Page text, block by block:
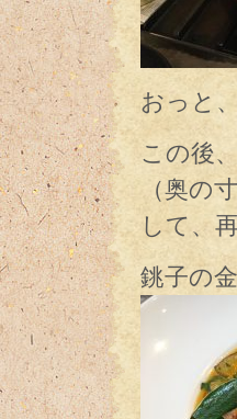
おっと
この後
（奥の
して、
銚子の